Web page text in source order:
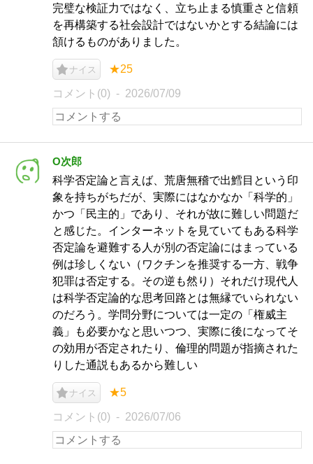
完璧な検証力ではなく、立ち止まる慎重さと信頼
を再構築する社会設計ではないかとする結論には
頷けるものがありました。
ナイス ★25
コメント(0) 2026/07/09
O次郎
科学否定論と言えば、荒唐無稽で出鱈目という印
象を持ちがちだが、実際にはなかなか「科学的」
かつ「民主的」であり、それが故に難しい問題だ
と感じた。インターネットを見ていてもある科学
否定論を避難する人が別の否定論にはまっている
例は珍しくない（ワクチンを推奨する一方、戦争
犯罪は否定する。その逆も然り）それだけ現代人
は科学否定論的な思考回路とは無縁でいられない
のだろう。学問分野については一定の「権威主
義」も必要かなと思いつつ、実際に後になってそ
の効用が否定されたり、倫理的問題が指摘された
りした通説もあるから難しい
ナイス ★5
コメント(0) 2026/07/06